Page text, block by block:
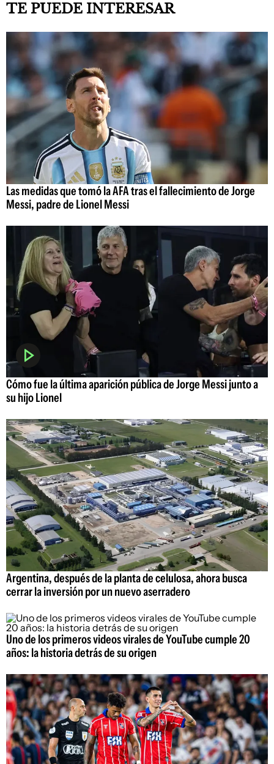
TE PUEDE INTERESAR
Las medidas que tomó la AFA tras el fallecimiento de Jorge
Messi, padre de Lionel Messi
Cómo fue la última aparición pública de Jorge Messi junto a
su hijo Lionel
Argentina, después de la planta de celulosa, ahora busca
cerrar la inversión por un nuevo aserradero
Uno de los primeros videos virales de YouTube cumple 20
años: la historia detrás de su origen